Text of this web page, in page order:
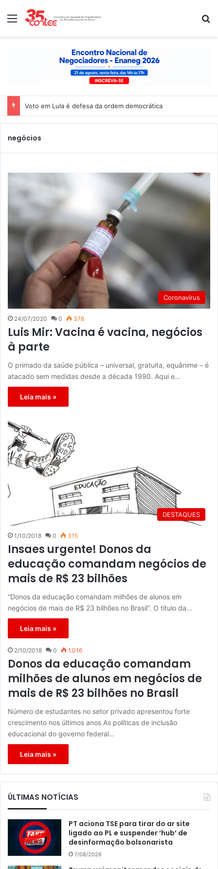
Menu
Voto em Lula é defesa da ordem democrática
negócios
Coronavírus
24/07/2020 0 378
Luis Mir: Vacina é vacina, negócios
à parte
O primado da saúde pública – universal, gratuita, equânime – é
atacado sem medidas desde a década 1990. Aqui e…
Leia mais »
DESTAQUES
1/10/2018 0 315
Insaes urgente! Donos da
educação comandam negócios de
mais de R$ 23 bilhões
“Donos da educação comandam milhões de alunos em
negócios de mais de R$ 23 bilhões no Brasil”. O título da…
Leia mais »
2/10/2018 0 1.016
Donos da educação comandam
milhões de alunos em negócios de
mais de R$ 23 bilhões no Brasil
Número de estudantes no setor privado apresentou forte
crescimento nos últimos anos As políticas de inclusão
educacional do governo federal…
Leia mais »
ÚLTIMAS NOTÍCIAS
PT aciona TSE para tirar do ar site
ligado ao PL e suspender ‘hub’ de
desinformação bolsonarista
7/08/2026